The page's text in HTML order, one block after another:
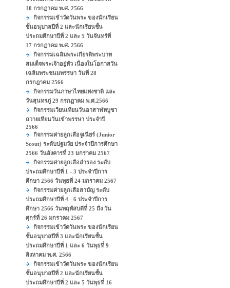
10 กรกฏาคม พ.ศ. 2566
กิจกรรมเข้าวัดวันพระ ของนักเรียน
ชั้นอนุบาลปีที่ 2 และนักเรียนชั้น
ประถมศึกษาปีที่ 2 และ 5 วันจันทร์ที่
17 กรกฏาคม พ.ศ. 2566
กิจกรรมเฉลิมพระเกียรติพระบาท
สมเด็จพระเจ้าอยู่หัว เนื่องในโอกาสวัน
เฉลิมพระชนมพรรษา วันที่ 28
กรกฎาคม 2566
กิจกรรมวันภาษาไทยแห่งชาติ และ
วันสุนทรภู่ 29 กรกฏาคม พ.ศ.2566
กิจกรรมเวียนเทียนวันอาสาฬหบูชา
ถวายเทียนวันเข้าพรรษา ประจำปี
2566
กิจกรรมค่ายลูกเสือจูเนียร์ (Junior
Scout) ระดับปฐมวัย ประจำปีการศึกษา
2566 วันอังคารที่ 23 มกราคม 2567
กิจกรรมค่ายลูกเสือสำรอง ระดับ
ประถมศึกษาปีที่ 1 - 3 ประจำปีการ
ศึกษา 2566 วันพุธที่ 24 มกราคม 2567
กิจกรรมค่ายลูกเสือสามัญ ระดับ
ประถมศึกษาปีที่ 4 - 6 ประจำปีการ
ศึกษา 2566 วันพฤหัสบดีที่ 25 ถึง วัน
ศุกร์ที่ 26 มกราคม 2567
กิจกรรมเข้าวัดวันพระ ของนักเรียน
ชั้นอนุบาลปีที่ 3 และนักเรียนชั้น
ประถมศึกษาปีที่ 1 และ 6 วันพุธที่ 9
สิงหาคม พ.ศ. 2566
กิจกรรมเข้าวัดวันพระ ของนักเรียน
ชั้นอนุบาลปีที่ 2 และนักเรียนชั้น
ประถมศึกษาปีที่ 2 และ 5 วันพุธที่ 16